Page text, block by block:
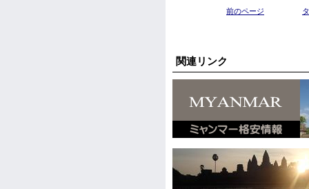
前のページ
関連リンク